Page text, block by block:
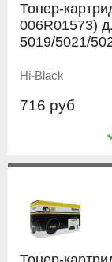
Тонер-
006R01573)
5019/5021/
Hi-Black
716 руб